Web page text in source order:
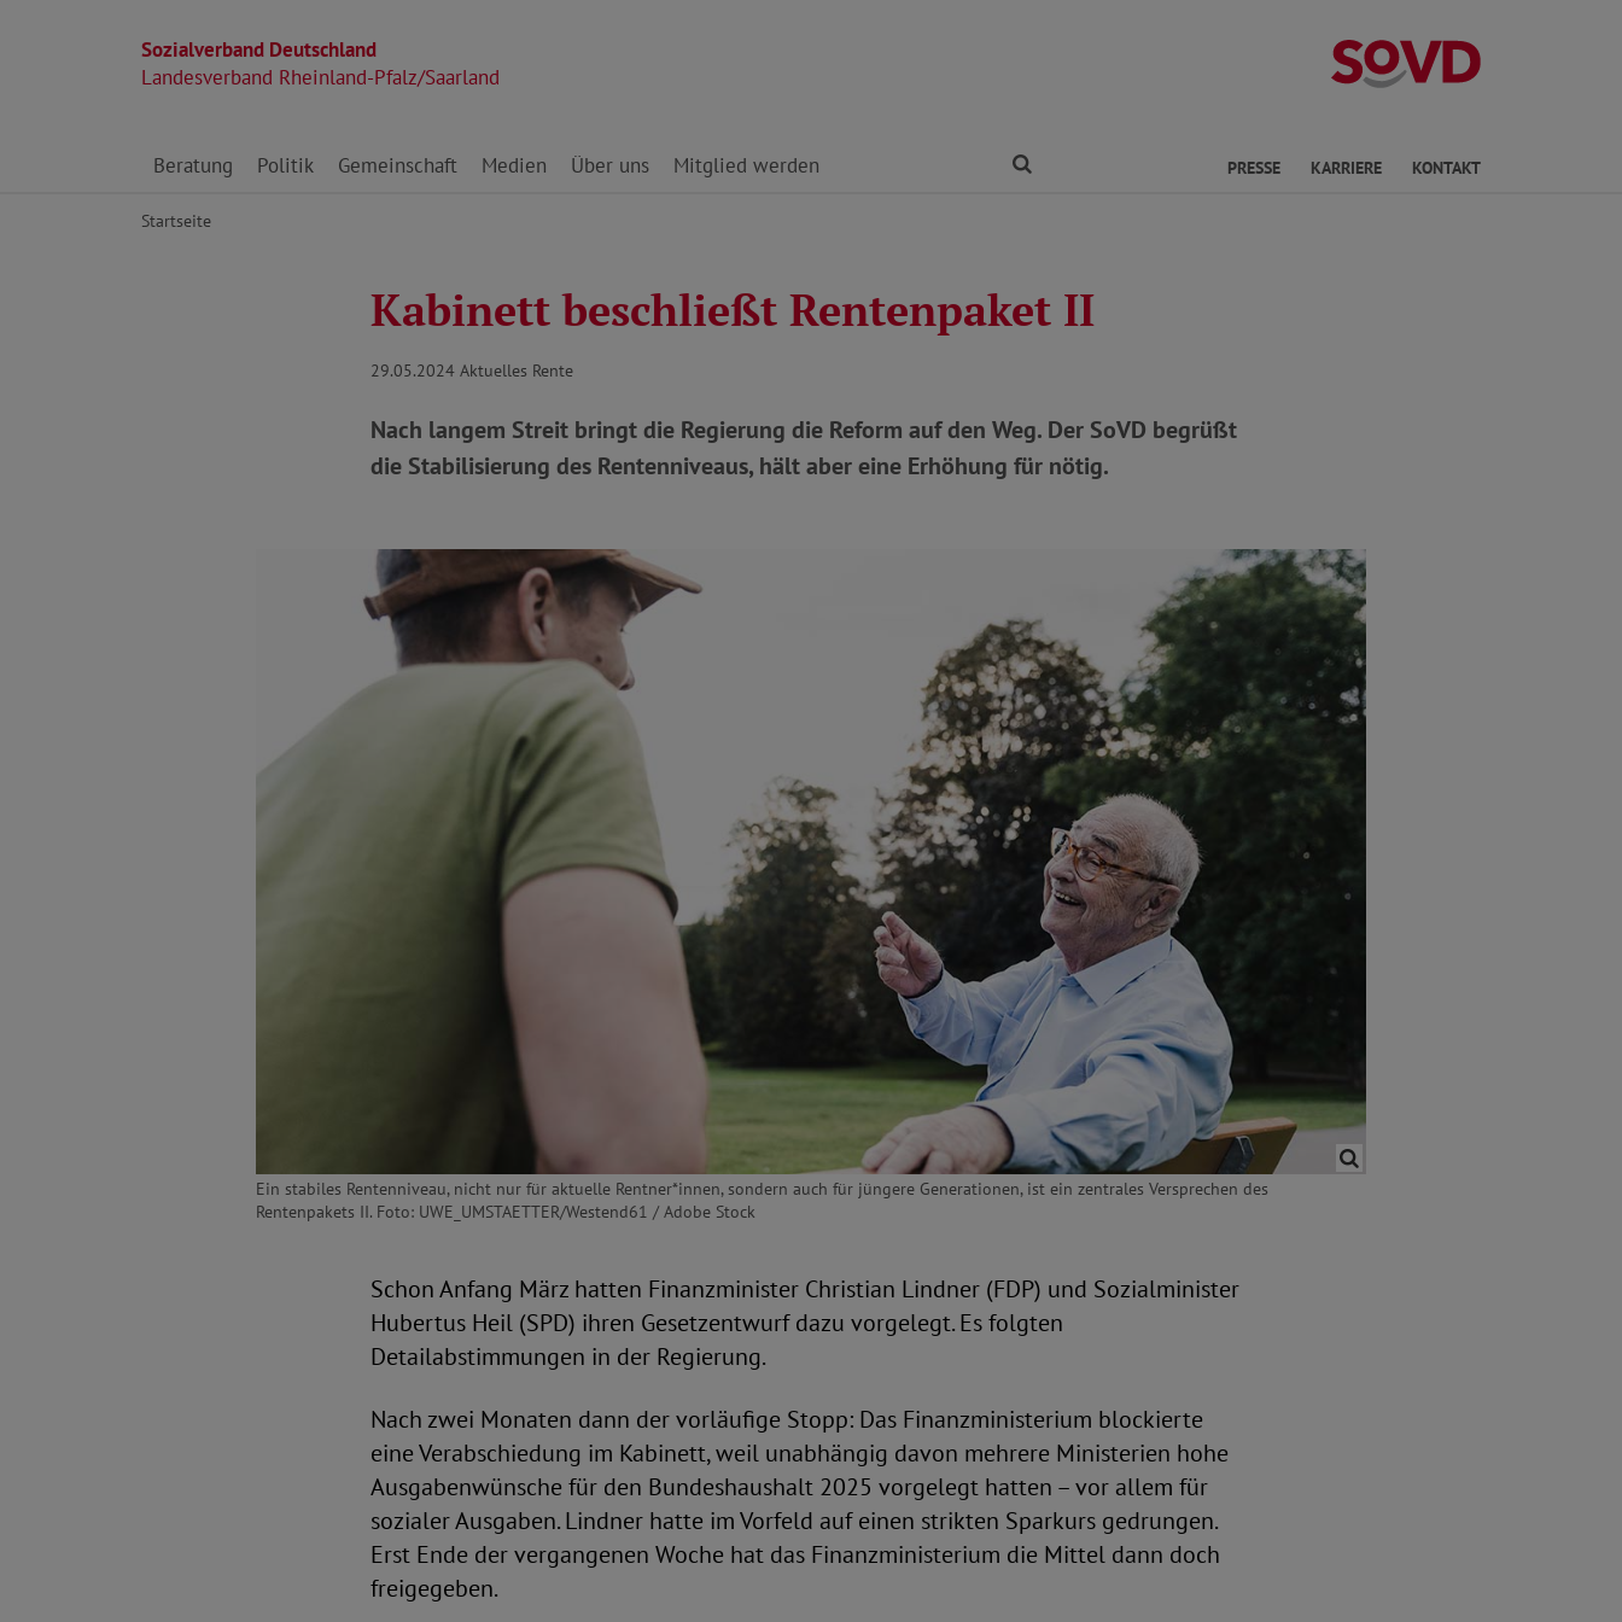
Sozialverband Deutschland
Landesverband Rheinland-Pfalz/Saarland
Landesverband
Direkt zu den Inhalten springen
Beratung Politik Gemeinschaft Medien Über uns Mitglied werden PRESSE KARRIERE KONTAKT
Startseite
Kabinett beschließt Rentenpaket II
29.05.2024 Aktuelles Rente
Nach langem Streit bringt die Regierung die Reform auf den Weg. Der SoVD begrüßt
die Stabilisierung des Rentenniveaus, hält aber eine Erhöhung für nötig.
Ein stabiles Rentenniveau, nicht nur für aktuelle Rentner*innen, sondern auch für jüngere Generationen, ist ein zentrales Versprechen des
Rentenpakets II. Foto: UWE_UMSTAETTER/Westend61 / Adobe Stock
Schon Anfang März hatten Finanzminister Christian Lindner (FDP) und Sozialminister
Hubertus Heil (SPD) ihren Gesetzentwurf dazu vorgelegt. Es folgten
Detailabstimmungen in der Regierung.
Nach zwei Monaten dann der vorläufige Stopp: Das Finanzministerium blockierte
eine Verabschiedung im Kabinett, weil unabhängig davon mehrere Ministerien hohe
Ausgabenwünsche für den Bundeshaushalt 2025 vorgelegt hatten – vor allem für
sozialer Ausgaben. Lindner hatte im Vorfeld auf einen strikten Sparkurs gedrungen.
Erst Ende der vergangenen Woche hat das Finanzministerium die Mittel dann doch
freigegeben.